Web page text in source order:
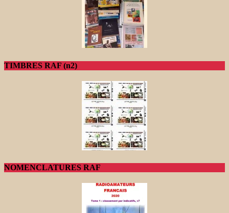
TIMBRES RAF (n2)
NOMENCLATURES RAF